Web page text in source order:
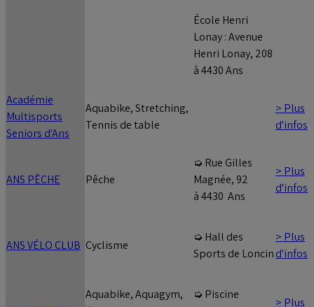
École Henri
Lonay : Avenue
Henri Lonay, 208
à 4430 Ans
Académie
Multisports
Seniors d'Ans
Aquabike, Stretching,
Tennis de table
> Plus
d'infos
ANS PÊCHE Pêche
➭ Rue Gilles
Magnée, 92
à 4430 Ans
> Plus
d'infos
ANS VÉLO CLUB Cyclisme
➭ Hall des
Sports de Loncin
> Plus
d'infos
Aquabike, Aquagym,
➭ Piscine
> Plus